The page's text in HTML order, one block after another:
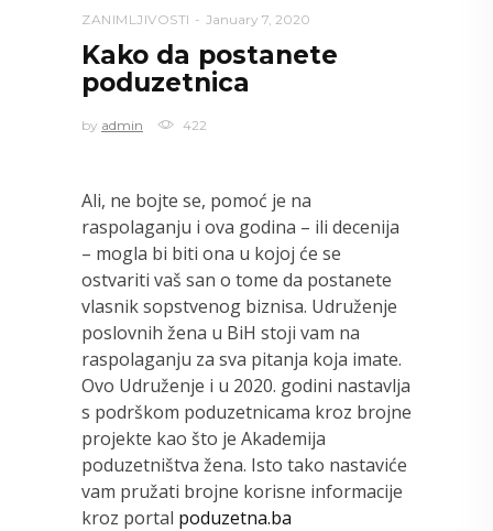
ZANIMLJIVOSTI January 7, 2020
Kako da postanete
poduzetnica
by admin 422
Ali, ne bojte se, pomoć je na
raspolaganju i ova godina – ili decenija
– mogla bi biti ona u kojoj će se
ostvariti vaš san o tome da postanete
vlasnik sopstvenog biznisa. Udruženje
poslovnih žena u BiH stoji vam na
raspolaganju za sva pitanja koja imate.
Ovo Udruženje i u 2020. godini nastavlja
s podrškom poduzetnicama kroz brojne
projekte kao što je Akademija
poduzetništva žena. Isto tako nastaviće
vam pružati brojne korisne informacije
kroz portal poduzetna.ba